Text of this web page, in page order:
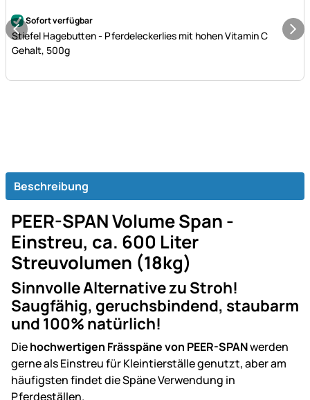
Noch keine Bewertungen abgegeben
Sofort verfügbar
Stiefel Hagebutten - Pferdeleckerlies mit hohen Vitamin C
Gehalt, 500g
Beschreibung
PEER-SPAN Volume Span -
Einstreu, ca. 600 Liter
Streuvolumen (18kg)
Sinnvolle Alternative zu Stroh!
Saugfähig, geruchsbindend, staubarm
und 100% natürlich!
Diehochwertigen Frässpäne von PEER-SPANwerden
gerne als Einstreu für Kleintierställe genutzt, aber am
häufigsten findet die Späne Verwendung in
Pferdeställen.